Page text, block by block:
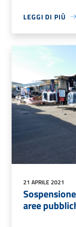
LEGGI DI PIÙ
21 APRILE 2021
aree